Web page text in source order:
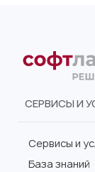
СЕРВИСЫ И
Сервисы и
База знаний